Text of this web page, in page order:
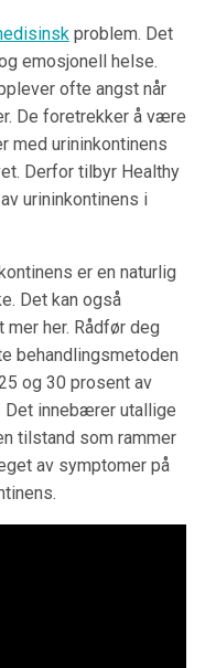
problem. Det
emosjonell helse.
ofte angst når
De foretrekker å være
med urininkontinens
Derfor tilbyr Healthy
urininkontinens i
er en naturlig
Det kan også
her. Rådfør deg
behandlingsmetoden
og 30 prosent av
Det innebærer utallige
tilstand som rammer
av symptomer på